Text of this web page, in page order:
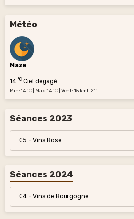
Météo
Mazé
14 °C Ciel dégagé
Min: 14 °C | Max: 14 °C | Vent: 15 kmh 21°
Séances 2023
05 - Vins Rosé
Séances 2024
04 - Vins de Bourgogne